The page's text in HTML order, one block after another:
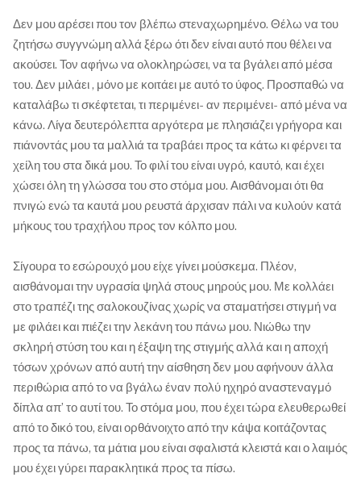
Δεν μου αρέσει που τον βλέπω στεναχωρημένο. Θέλω να του
ζητήσω συγγνώμη αλλά ξέρω ότι δεν είναι αυτό που θέλει να
ακούσει. Τον αφήνω να ολοκληρώσει, να τα βγάλει από μέσα
του. Δεν μιλάει , μόνο με κοιτάει με αυτό το ύφος. Προσπαθώ να
καταλάβω τι σκέφτεται, τι περιμένει- αν περιμένει- από μένα να
κάνω. Λίγα δευτερόλεπτα αργότερα με πλησιάζει γρήγορα και
πιάνοντάς μου τα μαλλιά τα τραβάει προς τα κάτω κι φέρνει τα
χείλη του στα δικά μου. Το φιλί του είναι υγρό, καυτό, και έχει
χώσει όλη τη γλώσσα του στο στόμα μου. Αισθάνομαι ότι θα
πνιγώ ενώ τα καυτά μου ρευστά άρχισαν πάλι να κυλούν κατά
μήκους του τραχήλου προς τον κόλπο μου.
Σίγουρα το εσώρουχό μου είχε γίνει μούσκεμα. Πλέον,
αισθάνομαι την υγρασία ψηλά στους μηρούς μου. Με κολλάει
στο τραπέζι της σαλοκουζίνας χωρίς να σταματήσει στιγμή να
με φιλάει και πιέζει την λεκάνη του πάνω μου. Νιώθω την
σκληρή στύση του και η έξαψη της στιγμής αλλά και η αποχή
τόσων χρόνων από αυτή την αίσθηση δεν μου αφήνουν άλλα
περιθώρια από το να βγάλω έναν πολύ ηχηρό αναστεναγμό
δίπλα απ’ το αυτί του. Το στόμα μου, που έχει τώρα ελευθερωθεί
από το δικό του, είναι ορθάνοιχτο από την κάψα κοιτάζοντας
προς τα πάνω, τα μάτια μου είναι σφαλιστά κλειστά και ο λαιμός
μου έχει γύρει παρακλητικά προς τα πίσω.